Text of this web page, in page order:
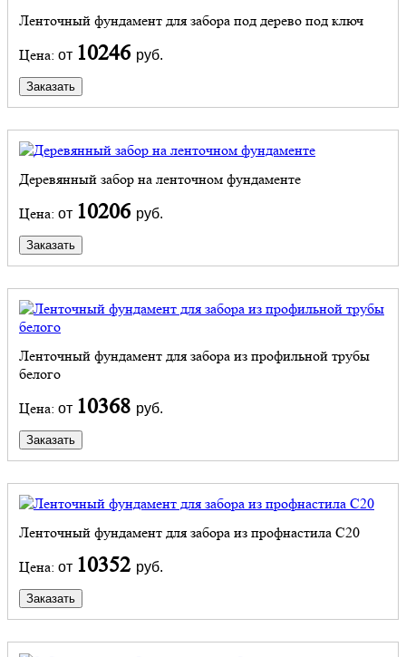
Ленточный фундамент для забора под дерево под ключ
Цена: от 10246 руб.
Заказать
Деревянный забор на ленточном фундаменте
Цена: от 10206 руб.
Заказать
Ленточный фундамент для забора из профильной трубы
белого
Цена: от 10368 руб.
Заказать
Ленточный фундамент для забора из профнастила С20
Цена: от 10352 руб.
Заказать